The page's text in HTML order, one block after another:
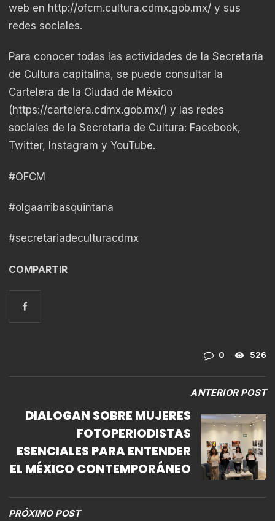
web en http://ofcm.cultura.cdmx.gob.mx/ y sus
redes sociales.
Para conocer todas las actividades de la Secretaría
de Cultura capitalina, se puede consultar la
Cartelera de la Ciudad de México
(https://cartelera.cdmx.gob.mx/) y las redes
sociales de la Secretaría de Cultura: Facebook,
Twitter, Instagram y YouTube.
#OFCM
#olgaarribasquintana
#secretariadeculturacdmx
COMPARTIR
0 526
ANTERIOR POST
DIALOGAN SOBRE MUJERES
FOTOPERIODISTAS
ESENCIALES PARA ENTENDER
EL MÉXICO CONTEMPORÁNEO
PRÓXIMO POST